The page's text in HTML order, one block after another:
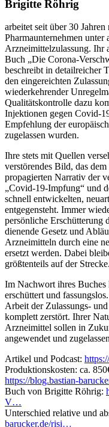
Brigitte Röhrig
arbeitet seit über 30
Pharmaunternehmen unter
Arzneimittelzulassung. Ihr
Buch „Die Corona-
beschreibt in detailreicher
den eingereichten
wiederkehrender
Qualitätskontrolle dazu
Injektionen gegen Covid-
Empfehlung der
zugelassen wurden.
Ihre stets mit Quellen
verstörendes Bild, das
propagierten Narrativ der
„Covid-19-Impfung“ und
schnell entwickelten,
entgegensteht. Immer
persönliche Erschütterung
dienende Gesetz und
Arzneimitteln durch eine
ersetzt werden. Dabei
größtenteils auf der Strecke.
Im Nachwort ihres
erschüttert und
Arbeit der Zulassungs-
komplett zerstört. Ihrer
Arzneimittel sollen in
angewendet und
Artikel und Podcast:
Produktionskosten: ca.
https://blog.bastian-
Buch von Brigitte Röhrig:
V…
Unterschied relative und
barucker.de/risi…